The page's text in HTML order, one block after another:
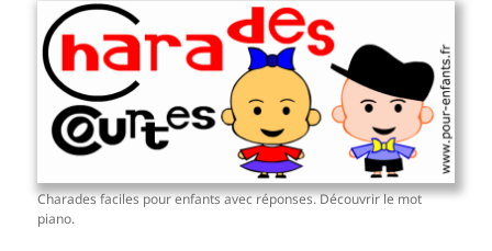
Charades faciles pour enfants avec réponses. Découvrir le mot
piano.